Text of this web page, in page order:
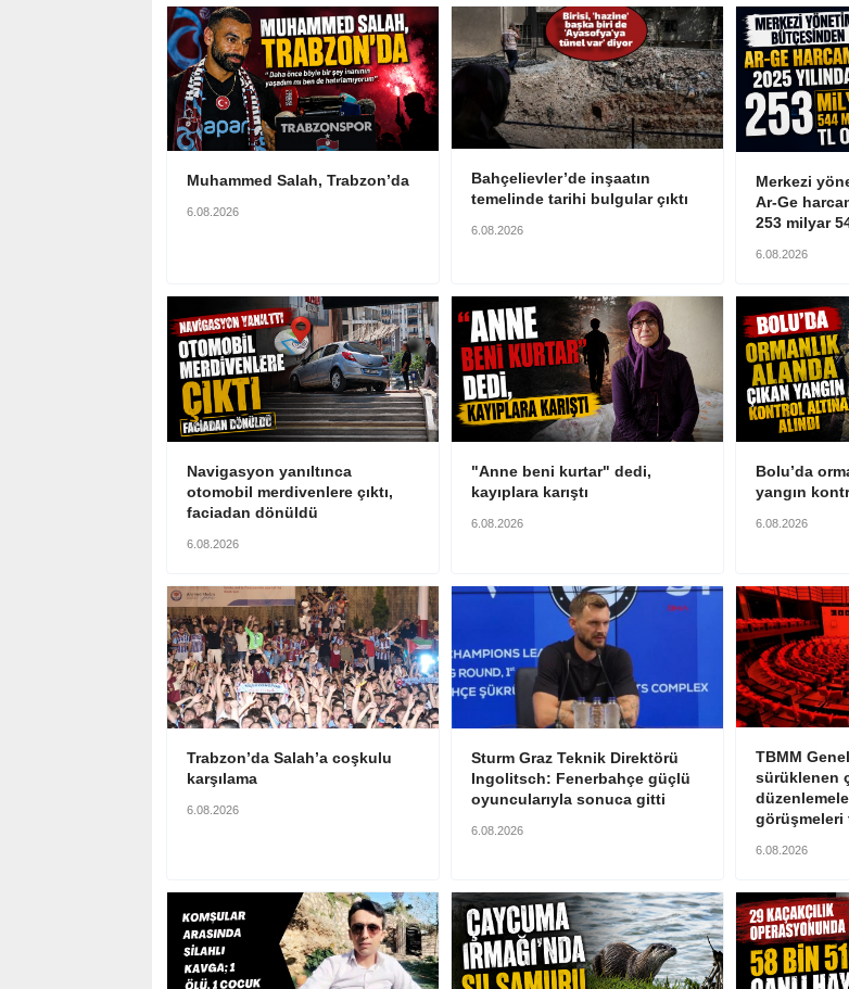
Muhammed Salah, Trabzon’da
6.08.2026
Bahçelievler’de inşaatın
temelinde tarihi bulgular çıktı
6.08.2026
Merkezi
Ar-Ge
253 milyar
6.08.2026
Navigasyon yanıltınca
otomobil merdivenlere çıktı,
faciadan dönüldü
6.08.2026
"Anne beni kurtar" dedi,
kayıplara karıştı
6.08.2026
Bolu’da
yangın
6.08.2026
Trabzon’da Salah’a coşkulu
karşılama
6.08.2026
Sturm Graz Teknik Direktörü
Ingolitsch: Fenerbahçe güçlü
oyuncularıyla sonuca gitti
6.08.2026
TBMM
sürüklenen
görüşmeleri
6.08.2026